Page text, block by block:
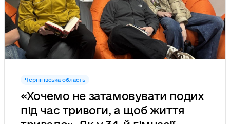
Чернігівська область
«Хочемо не затамовувати подих
під час тривоги, а щоб життя